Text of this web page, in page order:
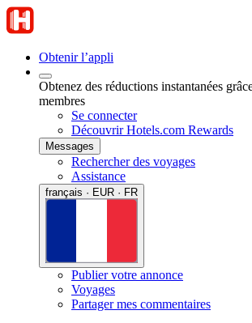
Obtenir l’appli
Obtenez des réductions instantanées
membres
Se connecter
Découvrir Hotels.com Rewards
Messages
Rechercher des voyages
Assistance
français · EUR · FR
Publier votre annonce
Voyages
Partager mes commentaires